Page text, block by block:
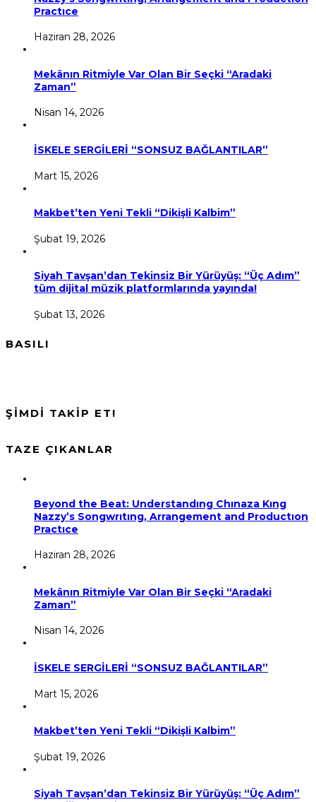
Practıce
Haziran 28, 2026
Mekânın Ritmiyle Var Olan Bir Seçki “Aradaki
Zaman”
Nisan 14, 2026
İSKELE SERGİLERİ “SONSUZ BAĞLANTILAR”
Mart 15, 2026
Makbet’ten Yeni Tekli “Dikişli Kalbim”
Şubat 19, 2026
Siyah Tavşan’dan Tekinsiz Bir Yürüyüş: “Üç Adım”
tüm dijital müzik platformlarında yayında!
Şubat 13, 2026
BASILI
ŞİMDİ TAKİP ET!
TAZE ÇIKANLAR
Beyond the Beat: Understandıng Chınaza Kıng
Nazzy’s Songwrıtıng, Arrangement and Productıon
Practıce
Haziran 28, 2026
Mekânın Ritmiyle Var Olan Bir Seçki “Aradaki
Zaman”
Nisan 14, 2026
İSKELE SERGİLERİ “SONSUZ BAĞLANTILAR”
Mart 15, 2026
Makbet’ten Yeni Tekli “Dikişli Kalbim”
Şubat 19, 2026
Siyah Tavşan’dan Tekinsiz Bir Yürüyüş: “Üç Adım”